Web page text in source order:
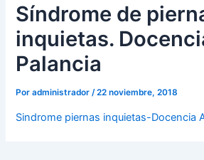
Síndrome de
inquietas.
Palancia
Poradministrador /22 noviembre, 2018
Sindrome piernas inquietas-Docencia